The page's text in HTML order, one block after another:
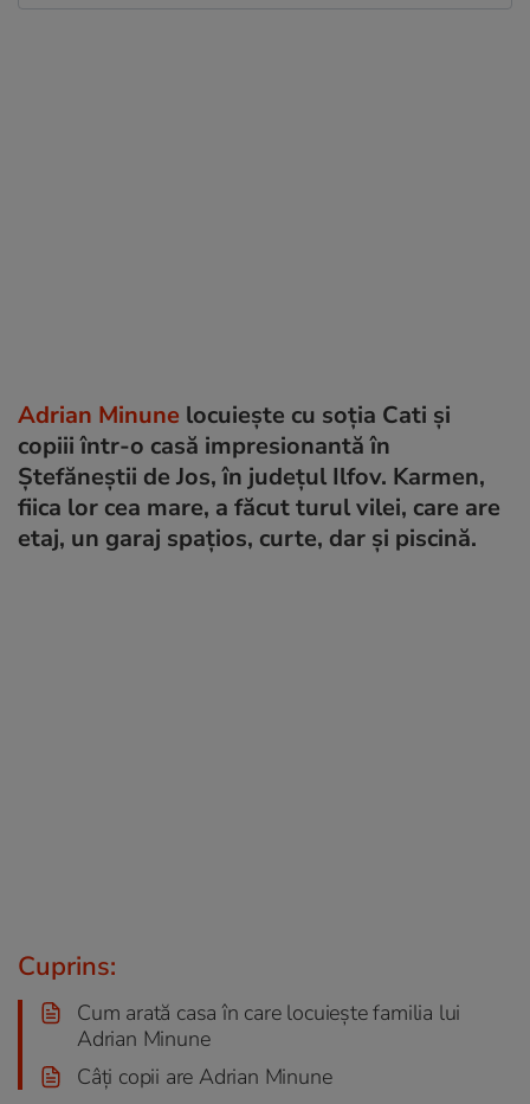
Adrian Minune locuiește cu soția Cati și
copiii într-o casă impresionantă în
Ștefăneștii de Jos, în județul Ilfov. Karmen,
fiica lor cea mare, a făcut turul vilei, care are
etaj, un garaj spațios, curte, dar și piscină.
Cuprins:
Cum arată casa în care locuiește familia lui
Adrian Minune
Câți copii are Adrian Minune